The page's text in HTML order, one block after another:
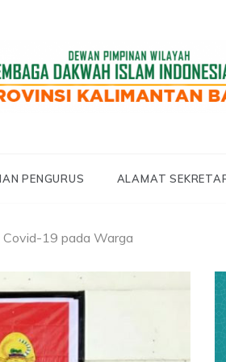
PENGURUS ALAMAT
Covid-19 pada Warga